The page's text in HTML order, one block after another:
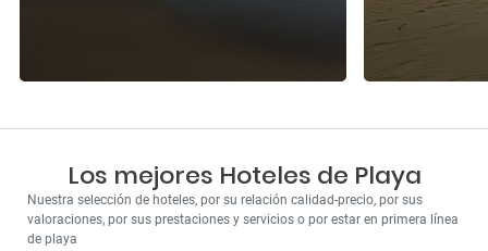
Los mejores Hoteles de Playa
Nuestra selección de hoteles, por su relación calidad-precio, por sus
valoraciones, por sus prestaciones y servicios o por estar en primera línea
de playa